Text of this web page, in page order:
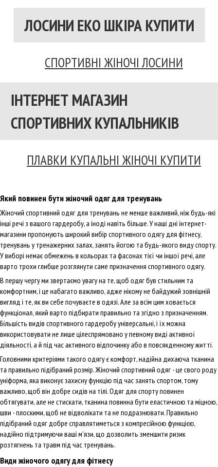
ЛОСИНИ ЕКО ШКІРА КУПИТИ
СПОРТИВНІ ЖІНОЧІ ЛОСИНИ
ІНТЕРНЕТ МАГАЗИН
СПОРТИВНИХ КУПАЛЬНИКІВ
ПЛАВКИ КУПАЛЬНІ ЖІНОЧІ КУПИТИ
Який повинен бути жіночий одяг для тренувань
Жіночий спортивний одяг для тренувань не менше важливий, ніж будь-які
інші речі з вашого гардеробу, а іноді навіть більше. У наші дні інтернет-
магазини пропонують широкий вибір спортивного одягу для фітнесу,
тренувань у тренажерних залах, занять йогою та будь-якого виду спорту.
У виборі немає обмежень в кольорах та фасонах тієї чи іншої речі, але
варто трохи глибше розглянути саме призначення спортивного одягу.
В першу чергу ми звертаємо увагу на те, щоб одяг був стильним та
комфортним, і це набагато важливо, адже нікому не байдужий зовнішній
вигляд і те, як ви себе почуваєте в одязі. Але за всім цим ховається
функціонал, який варто підбирати правильно та згідно з призначенням.
Більшість видів спортивного гардеробу універсальні, і їх можна
використовувати не лише цілеспрямовано у певному виді активної
діяльності, а й під час активного відпочинку або в повсякденному житті.
Головними критеріями такого одягу є комфорт, надійна дихаюча тканина
та правильно підібраний розмір. Жіночий спортивний одяг - це свого роду
уніформа, яка виконує захисну функцію під час занять спортом, тому
важливо, щоб він добре сидів на тілі. Одяг для спорту повинен
обтягувати, але не стискати, тканина повинна бути еластичною та міцною,
шви - плоскими, щоб не відволікати та не подразнювати. Правильно
підібраний одяг добре справлятиметься з компресійною функцією,
надійно підтримуючи ваші м'язи, що дозволить зменшити ризик
розтягнень та травм під час тренувань.
Види жіночого одягу для фітнесу